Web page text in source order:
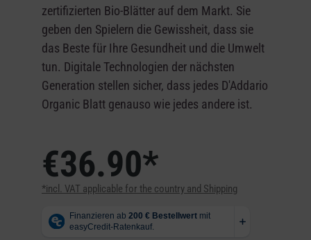
zertifizierten Bio-Blätter auf dem Markt. Sie
geben den Spielern die Gewissheit, dass sie
das Beste für Ihre Gesundheit und die Umwelt
tun. Digitale Technologien der nächsten
Generation stellen sicher, dass jedes D'Addario
Organic Blatt genauso wie jedes andere ist.
€36.90*
*incl. VAT applicable for the country and Shipping